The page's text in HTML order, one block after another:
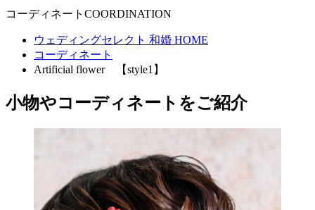
コーディネート COORDINATION
ウェディングセレクト 和婚 HOME
コーディネート
Artificial flower 【style1】
小物やコーディネートをご紹介